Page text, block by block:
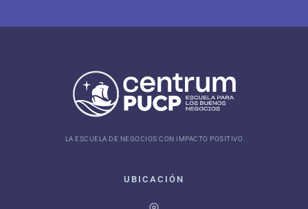
LA ESCUELA DE NEGOCIOS CON IMPACTO POSITIVO
UBICACIÓN